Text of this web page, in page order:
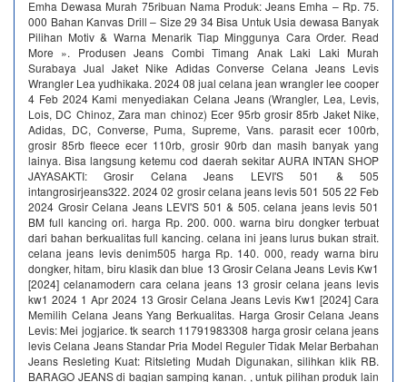
Emha Dewasa Murah 75ribuan Nama Produk: Jeans Emha – Rp. 75.
000 Bahan Kanvas Drill – Size 29 34 Bisa Untuk Usia dewasa Banyak
Pilihan Motiv & Warna Menarik Tiap Minggunya Cara Order. Read
More ». Produsen Jeans Combi Timang Anak Laki Laki Murah
Surabaya Jual Jaket Nike Adidas Converse Celana Jeans Levis
Wrangler Lea yudhikaka. 2024 08 jual celana jean wrangler lee cooper
4 Feb 2024 Kami menyediakan Celana Jeans (Wrangler, Lea, Levis,
Lois, DC Chinoz, Zara man chinoz) Ecer 95rb grosir 85rb Jaket Nike,
Adidas, DC, Converse, Puma, Supreme, Vans. parasit ecer 100rb,
grosir 85rb fleece ecer 110rb, grosir 90rb dan masih banyak yang
lainya. Bisa langsung ketemu cod daerah sekitar AURA INTAN SHOP
JAYASAKTI: Grosir Celana Jeans LEVI'S 501 & 505
intangrosirjeans322. 2024 02 grosir celana jeans levis 501 505 22 Feb
2024 Grosir Celana Jeans LEVI'S 501 & 505. celana jeans levis 501
BM full kancing ori. harga Rp. 200. 000. warna biru dongker terbuat
dari bahan berkualitas full kancing. celana ini jeans lurus bukan strait.
celana jeans levis denim505 harga Rp. 140. 000, ready warna biru
dongker, hitam, biru klasik dan blue 13 Grosir Celana Jeans Levis Kw1
[2024] celanamodern cara celana jeans 13 grosir celana jeans levis
kw1 2024 1 Apr 2024 13 Grosir Celana Jeans Levis Kw1 [2024] Cara
Memilih Celana Jeans Yang Berkualitas. Harga Grosir Celana Jeans
Levis: Mei jogjarice. tk search 11791983308 harga grosir celana jeans
levis Celana Jeans Standar Pria Model Reguler Tidak Melar Berbahan
Jeans Resleting Kuat: Ritsleting Mudah Digunakan, silihkan klik RB.
BARAGO JEANS di bagian samping kanan. , untuk pilihan produk lain